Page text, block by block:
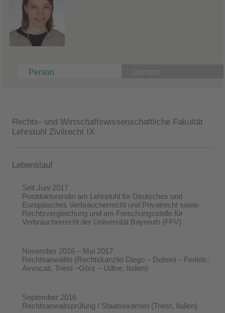
Person
Rechts- und Wirtschaftswissenschaftliche Fakultät
Lehrstuhl Zivilrecht IX
Lebenslauf
Seit Juni 2017
Postdoktorandin am Lehrstuhl für Deutsches und
Europäisches Verbraucherrecht und Privatrecht sowie
Rechtsvergleichung und am Forschungsstelle für
Verbraucherrecht der Universität Bayreuth (FFV)
November 2016 – Mai 2017
Rechtsanwältin (Rechtskanzlei Diego – Deboni – Ferletic:
Avvocati, Triest –Görz – Udine, Italien)
September 2016
Rechtsanwaltsprüfung / Staatsexamen (Triest, Italien)